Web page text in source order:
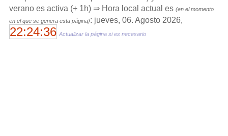
verano es activa (+ 1h) ⇒ Hora local actual es (en el momento
en el que se genera esta página): jueves, 06. Agosto 2026,
22:24:36 Actualizar la página si es necesario